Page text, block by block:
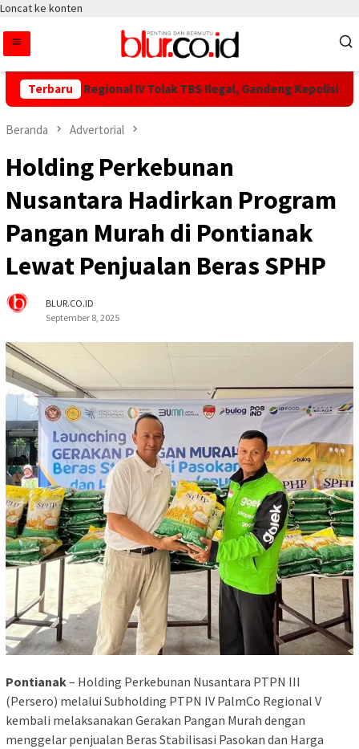
Loncat ke konten
Terbaru
IV Regional IV Tolak TBS Ilegal, Gandeng Kepolisian
Beranda Advertorial
Holding Perkebunan
Nusantara Hadirkan Program
Pangan Murah di Pontianak
Lewat Penjualan Beras SPHP
BLUR.CO.ID
September 8, 2025
Pontianak– Holding Perkebunan Nusantara PTPN III
(Persero) melalui Subholding PTPN IV PalmCo Regional V
kembali melaksanakan Gerakan Pangan Murah dengan
menggelar penjualan Beras Stabilisasi Pasokan dan Harga